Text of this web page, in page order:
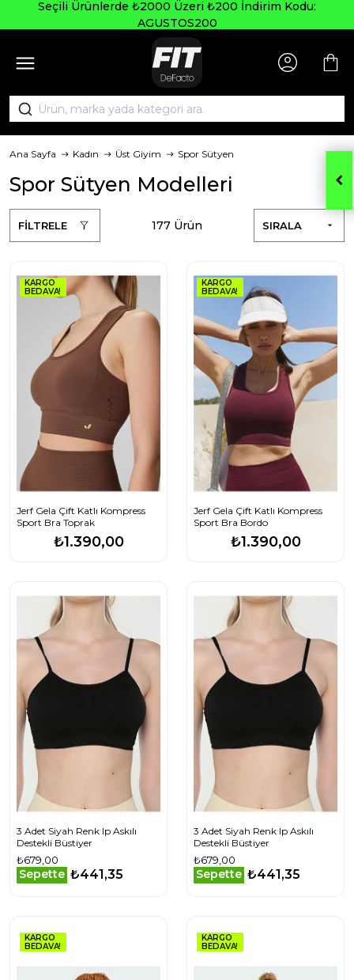
Seçili Ürünlerde ₺2000 Üzeri ₺200 İndirim Kodu:
AGUSTOS200
Ana Sayfa Kadın Üst Giyim Spor Sütyen
Spor Sütyen Modelleri
FİLTRELE SIRALA
177 Ürün
KARGO
BEDAVA!
Jerf Gela Çift Katlı Kompress
Sport Bra Toprak
₺1.390,00
KARGO
BEDAVA!
Jerf Gela Çift Katlı Kompress
Sport Bra Bordo
₺1.390,00
3 Adet Siyah Renk Ip Askılı
Destekli Büstiyer
₺679,00
Sepette ₺441,35
3 Adet Siyah Renk Ip Askılı
Destekli Büstiyer
₺679,00
Sepette ₺441,35
KARGO
BEDAVA!
KARGO
BEDAVA!